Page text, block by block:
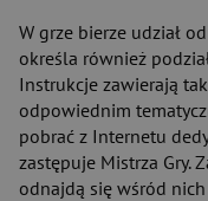
W grze bierze udział
określa również
Instrukcje zawierają
odpowiednim
pobrać z Internetu
zastępuje Mistrza Gry.
odnajdą się wśród